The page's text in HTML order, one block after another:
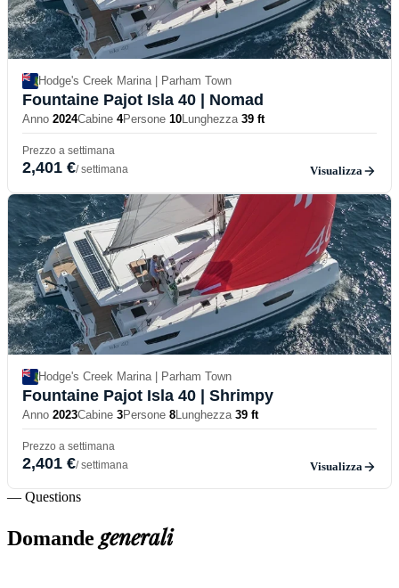
Hodge's Creek Marina | Parham Town
Fountaine Pajot Isla 40 | Nomad
Anno 2024Cabine 4Persone 10Lunghezza 39 ft
Prezzo a settimana
2,401 €/ settimana Visualizza
Hodge's Creek Marina | Parham Town
Fountaine Pajot Isla 40 | Shrimpy
Anno 2023Cabine 3Persone 8Lunghezza 39 ft
Prezzo a settimana
2,401 €/ settimana Visualizza
— Questions
Domandegenerali